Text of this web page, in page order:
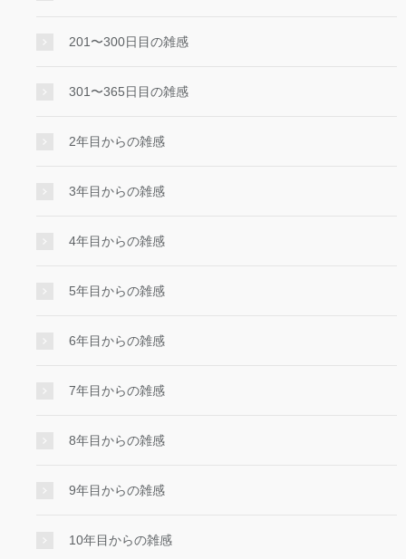
201〜300日目の雑感
301〜365日目の雑感
2年目からの雑感
3年目からの雑感
4年目からの雑感
5年目からの雑感
6年目からの雑感
7年目からの雑感
8年目からの雑感
9年目からの雑感
10年目からの雑感